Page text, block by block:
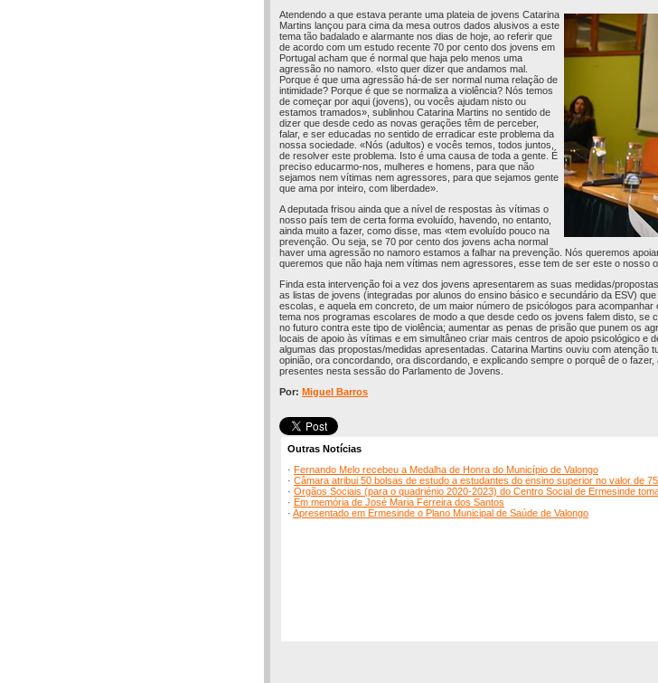
Atendendo a que estava perante uma plateia de jovens Catarina
Martins lançou para cima da mesa outros dados alusivos a este
tema tão badalado e alarmante nos dias de hoje, ao referir que
de acordo com um estudo recente 70 por cento dos jovens em
Portugal acham que é normal que haja pelo menos uma
agressão no namoro. «Isto quer dizer que andamos mal.
Porque é que uma agressão há-de ser normal numa relação de
intimidade? Porque é que se normaliza a violência? Nós temos
de começar por aqui (jovens), ou vocês ajudam nisto ou
estamos tramados», sublinhou Catarina Martins no sentido de
dizer que desde cedo as novas gerações têm de perceber,
falar, e ser educadas no sentido de erradicar este problema da
nossa sociedade. «Nós (adultos) e vocês temos, todos juntos,
de resolver este problema. Isto é uma causa de toda a gente. É
preciso educarmo-nos, mulheres e homens, para que não
sejamos nem vítimas nem agressores, para que sejamos gente
que ama por inteiro, com liberdade».
A deputada frisou ainda que a nível de respostas às vítimas o
nosso país tem de certa forma evoluído, havendo, no entanto,
ainda muito a fazer, como disse, mas «tem evoluído pouco na
prevenção. Ou seja, se 70 por cento dos jovens acha normal
haver uma agressão no namoro estamos a falhar na prevenção. Nós queremos
queremos que não haja nem vítimas nem agressores, esse tem de ser este o nosso
Finda esta intervenção foi a vez dos jovens apresentarem as suas medidas/
as listas de jovens (integradas por alunos do ensino básico e secundário da ESV)
escolas, e aquela em concreto, de um maior número de psicólogos para
tema nos programas escolares de modo a que desde cedo os jovens falem disto, se
no futuro contra este tipo de violência; aumentar as penas de prisão que punem os
locais de apoio às vítimas e em simultâneo criar mais centros de apoio psicológico e
algumas das propostas/medidas apresentadas. Catarina Martins ouviu com atenção
opinião, ora concordando, ora discordando, e explicando sempre o porquê de o
presentes nesta sessão do Parlamento de Jovens.
Por: Miguel Barros
Outras Notícias
· Fernando Melo recebeu a Medalha de Honra do Município de Valongo
· Câmara atribui 50 bolsas de estudo a estudantes do ensino superior no valor de
· Órgãos Sociais (para o quadriénio 2020-2023) do Centro Social de Ermesinde
· Em memória de José Maria Ferreira dos Santos
· Apresentado em Ermesinde o Plano Municipal de Saúde de Valongo